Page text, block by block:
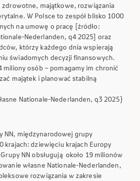
zdrowotne, majątkowe, rozwiązania
W Polsce to zespół blisko 1000
na umowę o pracę [źródło:
Nederlanden, q4 2025] oraz
którzy każdego dnia wspierają
świadomych decyzji finansowych.
miliony osób – pomagamy im chronić
majątek i planować stabilną
Nationale-Nederlanden, q3 2025}
NN, międzynarodowej grupy
krajach: dziewięciu krajach Europy
NN obsługują około 19 milionów
własne Nationale-Nederlanden,
rozwiązania w zakresie